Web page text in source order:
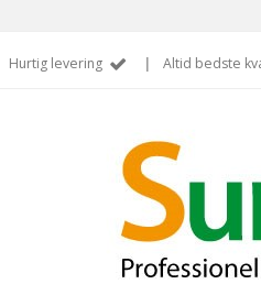
Hurtig levering | Altid bedste